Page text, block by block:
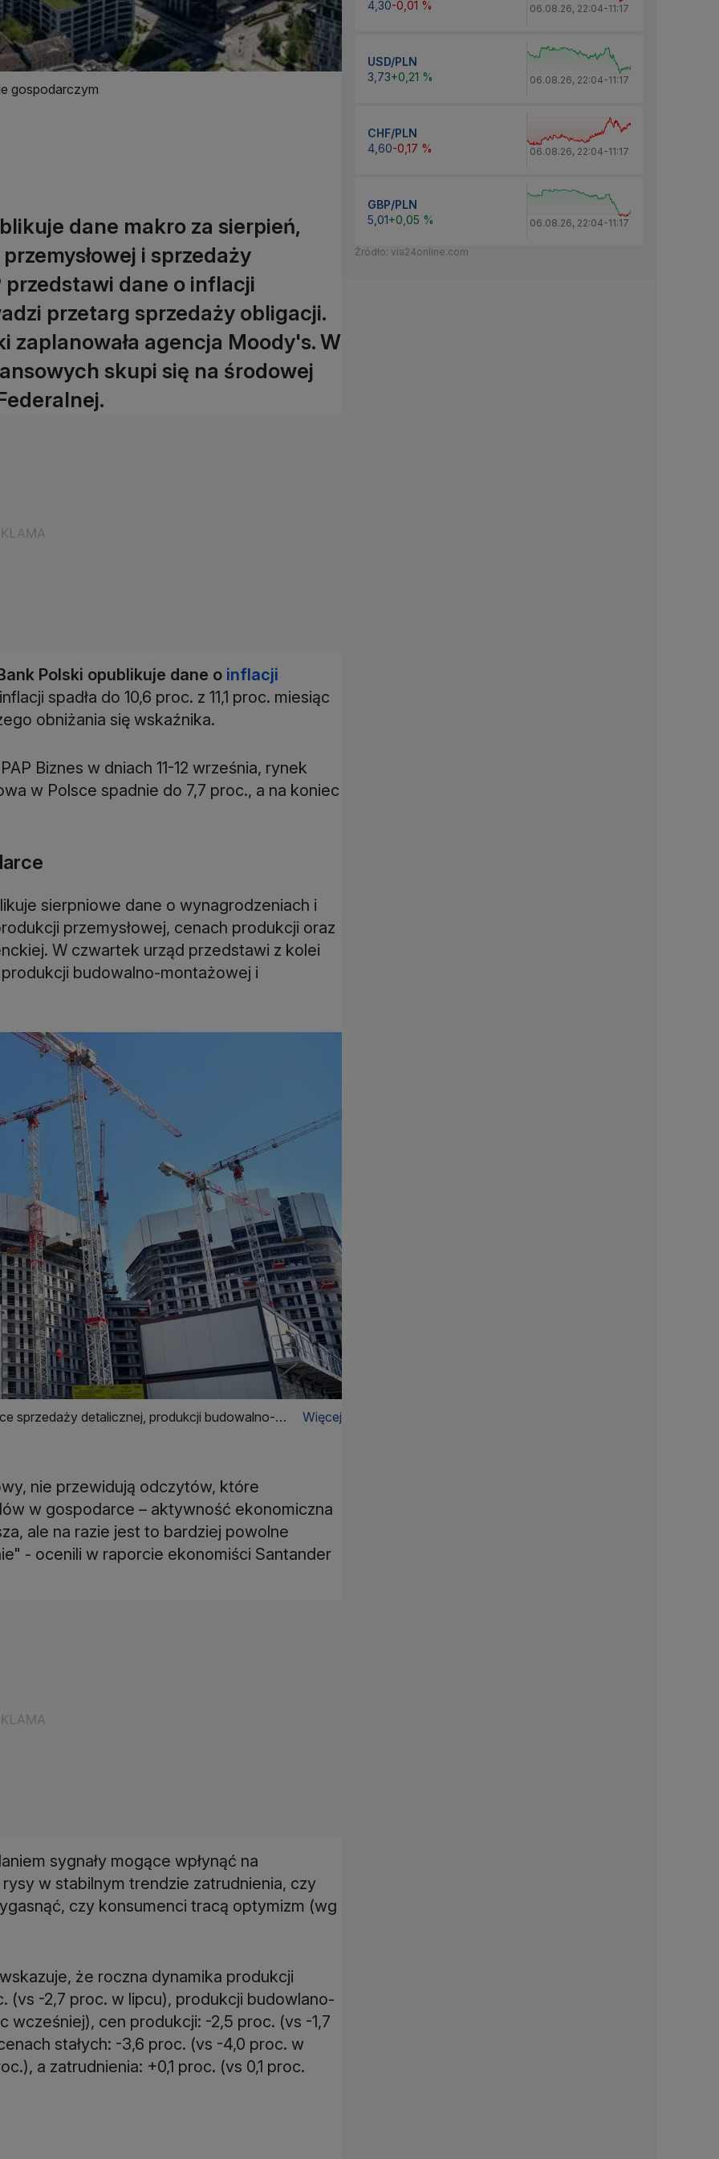
gospodarczym
dane makro za sierpień,
i sprzedaży
przedstawi dane o inflacji
przetarg sprzedaży obligacji.
zaplanowała agencja Moody's. W
skupi się na środowej
Polski opublikuje dane o inflacji
spadła do 10,6 proc. z 11,1 proc. miesiąc
obniżania się wskaźnika.
Biznes w dniach 11-12 września, rynek
w Polsce spadnie do 7,7 proc., a na koniec
sierpniowe dane o wynagrodzeniach i
przemysłowej, cenach produkcji oraz
W czwartek urząd przedstawi z kolei
budowalno-montażowej i
sprzedaży detalicznej, produkcji budowalno-
Więcej
nie przewidują odczytów, które
w gospodarce – aktywność ekonomiczna
ale na razie jest to bardziej powolne
- ocenili w raporcie ekonomiści Santander
sygnały mogące wpłynąć na
w stabilnym trendzie zatrudnienia, czy
czy konsumenci tracą optymizm (wg
że roczna dynamika produkcji
(vs -2,7 proc. w lipcu), produkcji budowlano-
wcześniej), cen produkcji: -2,5 proc. (vs -1,7
stałych: -3,6 proc. (vs -4,0 proc. w
a zatrudnienia: +0,1 proc. (vs 0,1 proc.
4,30-0,01 % 06.08.26, 22:04-11:17
USD/PLN
3,73+0,21 % 06.08.26, 22:04-11:17
CHF/PLN
4,60-0,17 % 06.08.26, 22:04-11:17
GBP/PLN
5,01+0,05 % 06.08.26, 22:04-11:17
Źródło: via24online.com